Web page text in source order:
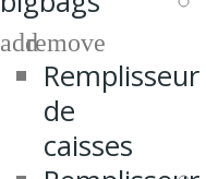
addremove
Remplisseur
de
caisses